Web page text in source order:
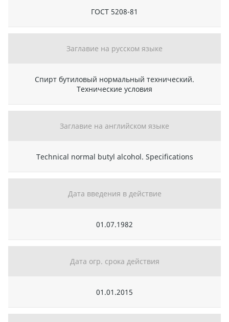
ГОСТ 5208-81
Заглавие на русском языке
Спирт бутиловый нормальный технический.
Технические условия
Заглавие на английском языке
Technical normal butyl alcohol. Specifications
Дата введения в действие
01.07.1982
Дата огр. срока действия
01.01.2015